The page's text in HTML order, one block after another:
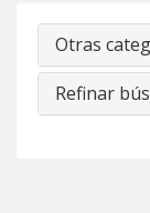
Otras
Refinar